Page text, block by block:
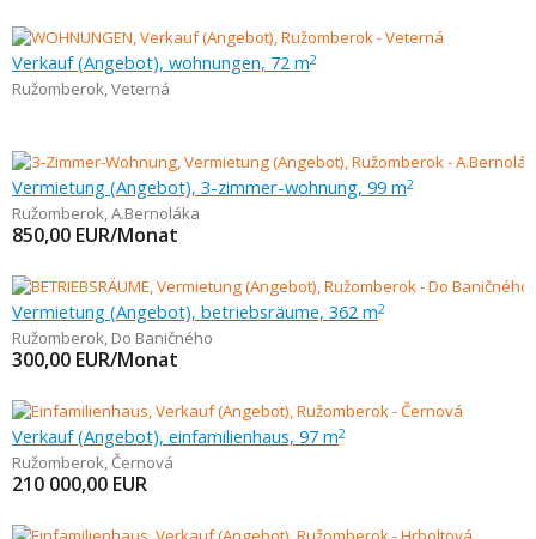
Verkauf (Angebot), wohnungen, 72 m2
Ružomberok,Veterná
Vermietung (Angebot), 3-zimmer-wohnung, 99 m2
Ružomberok,A.Bernoláka
850,00 EUR/Monat
Vermietung (Angebot), betriebsräume, 362 m2
Ružomberok, Do Baničného
300,00 EUR/Monat
Verkauf (Angebot), einfamilienhaus, 97 m2
Ružomberok, Černová
210 000,00 EUR